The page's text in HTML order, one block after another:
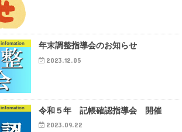
infomation 年末調整指導会のお知らせ
2023.12.05
infomation 令和５年 記帳確認指導会 開催
2023.09.22